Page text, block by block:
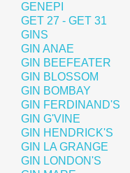
GENEPI
GET 27 - GET 31
GINS
GIN ANAE
GIN BEEFEATER
GIN BLOSSOM
GIN BOMBAY
GIN FERDINAND'S
GIN G'VINE
GIN HENDRICK'S
GIN LA GRANGE
GIN LONDON'S